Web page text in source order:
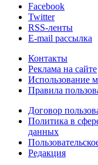
Facebook
Twitter
RSS-ленты
E-mail рассылка
Контакты
Реклама на сайте
Использование
Правила
Договор
Политика в
данных
Редакция